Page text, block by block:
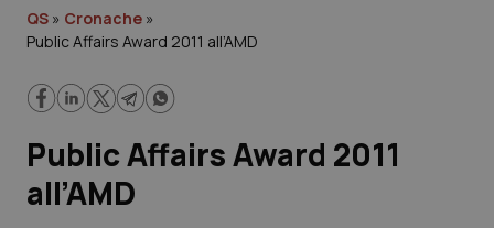
Cronache
Lavoro e Professioni
QS » Cronache »
Public Affairs Award 2011 all’AMD
Public Affairs Award 2011
all’AMD